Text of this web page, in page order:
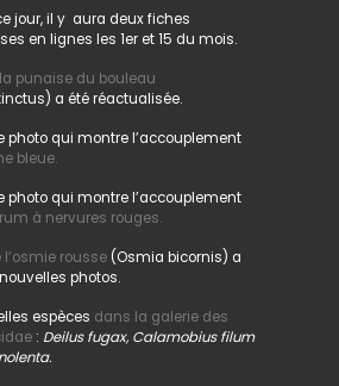
jour, il y aura deux fiches
en lignes les 1er et 15 du mois.
punaise du bouleau
a été réactualisée.
photo qui montre l’accouplement
bleue.
photo qui montre l’accouplement
à nervures rouges.
l’osmie rousse(Osmia bicornis) a
photos.
espèces dans la galerie des
: Deilus fugax, Calamobius filum